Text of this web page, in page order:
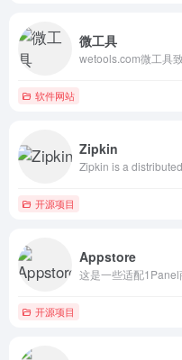
微工具
软件网站
Zipkin
开源项目
Appstore
开源项目